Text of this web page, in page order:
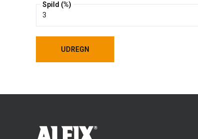
Spild (%)
UDREGN
UDREGN